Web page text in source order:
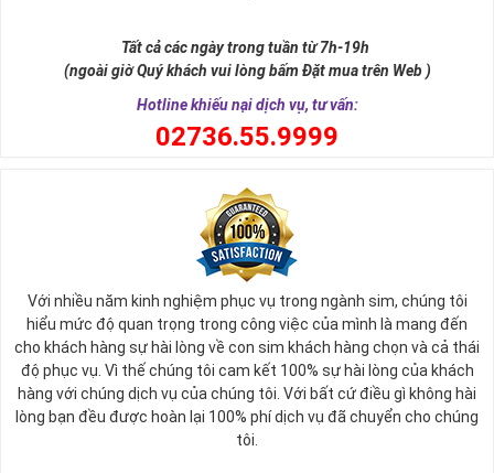
hồng mao. Bởi đây là con số đẹp nhất, quyền quý nhất trong tất cả
các số còn lại nó đại diện cho quyền lực, sức mạnh, sự kiêu hãnh
Sim Lục Quý 9 có ý nghĩa gì?
Tất cả các ngày trong tuần từ 7h-19h
(ngoài giờ Quý khách vui lòng bấm Đặt mua trên Web )
Hotline khiếu nại dịch vụ, tư vấn:
02736.55.9999
Với nhiều năm kinh nghiệm phục vụ trong ngành sim, chúng tôi
hiểu mức độ quan trọng trong công việc của mình là mang đến
cho khách hàng sự hài lòng về con sim khách hàng chọn và cả thái
độ phục vụ. Vì thế chúng tôi cam kết 100% sự hài lòng của khách
hàng với chúng dịch vụ của chúng tôi. Với bất cứ điều gì không hài
lòng bạn đều được hoàn lại 100% phí dịch vụ đã chuyển cho chúng
tôi.